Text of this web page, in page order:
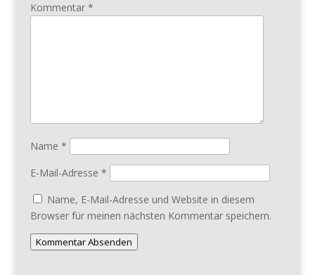
Kommentar *
Name *
E-Mail-Adresse *
Name, E-Mail-Adresse und Website in diesem
Browser für meinen nächsten Kommentar speichern.
Kommentar Absenden